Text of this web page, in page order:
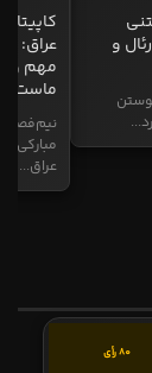
و
عراق:
مهم و
ماست
نیم‌فصل
مبارکی
عراق...
80 رأی